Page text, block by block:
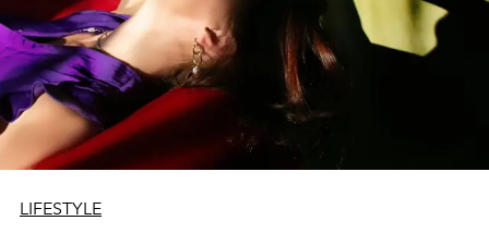
LIFESTYLE